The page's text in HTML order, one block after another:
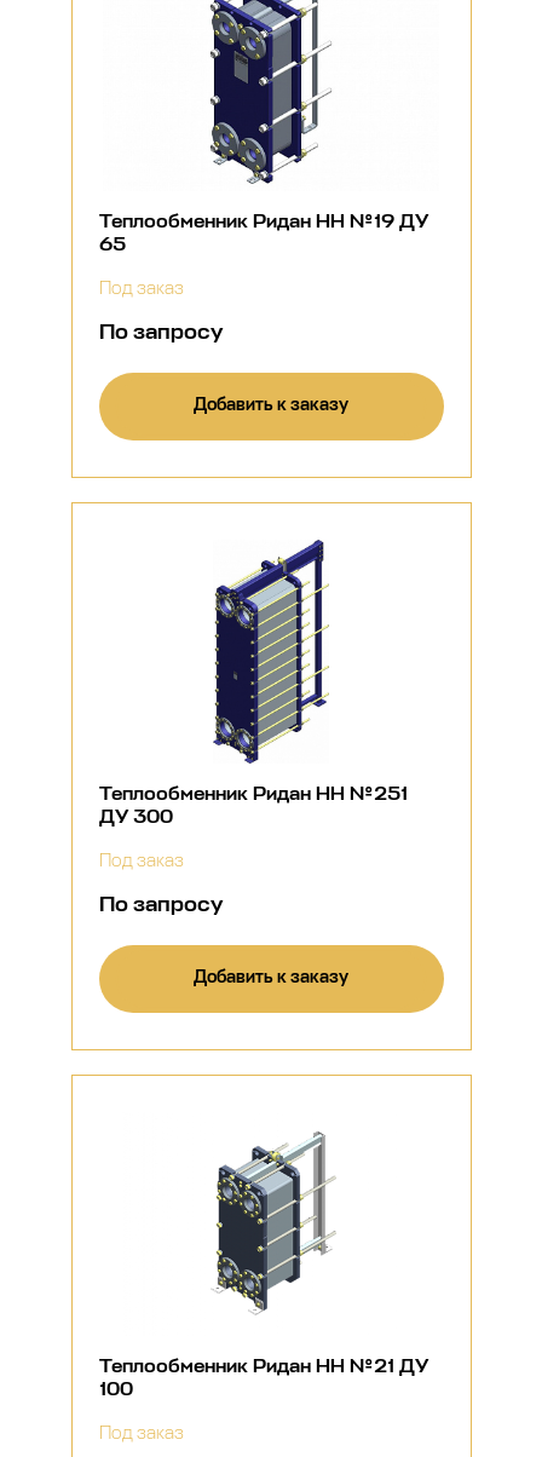
Теплообменник Ридан НН №19 ДУ
65
Под заказ
По запросу
Добавить к заказу
Теплообменник Ридан НН №251
ДУ 300
Под заказ
По запросу
Добавить к заказу
Теплообменник Ридан НН №21 ДУ
100
Под заказ